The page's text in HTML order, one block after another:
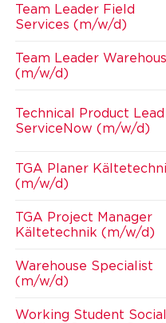
Team Leader Field
Services (m/w/d)
Team Leader
(m/w/d)
Technical Product Lead
ServiceNow (m/w/d)
TGA Planer
(m/w/d)
TGA Project Manager
Kältetechnik (m/w/d)
Warehouse Specialist
(m/w/d)
Working Student Social